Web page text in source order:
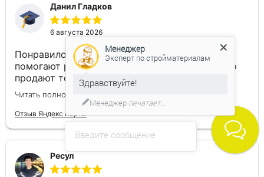
Данил Гладков
6 августа 2026
Понравилось, что сотрудники действительно
помогают разобраться с выбором, а не просто
продают товар. Подсказали оптимальное
решение и ничего лишнего не навязывали.
Остался доволен и качеством продукции, и
обслуживанием.
Читать полностью
Отзыв Яндекс Карты
Ресул
Введите сообщение
Менеджер
Эксперт по стройматериалам
Здравствуйте!
Менеджер печатает...